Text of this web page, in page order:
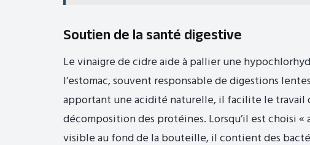
Soutien de la santé digestive
Le vinaigre de cidre aide à pallier une
l’estomac, souvent responsable de digestions
apportant une acidité naturelle, il facilite le travail
décomposition des protéines. Lorsqu’il est choisi
visible au fond de la bouteille, il contient des